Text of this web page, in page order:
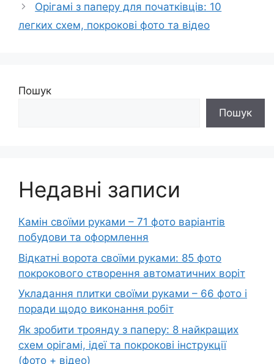
Орігамі з паперу для початківців: 10
легких схем, покрокові фото та відео
Пошук
Пошук
Недавні записи
Камін своїми руками – 71 фото варіантів
побудови та оформлення
Відкатні ворота своїми руками: 85 фото
покрокового створення автоматичних воріт
Укладання плитки своїми руками – 66 фото і
поради щодо виконання робіт
Як зробити троянду з паперу: 8 найкращих
схем орігамі, ідеї та покрокові інструкції
(фото + відео)